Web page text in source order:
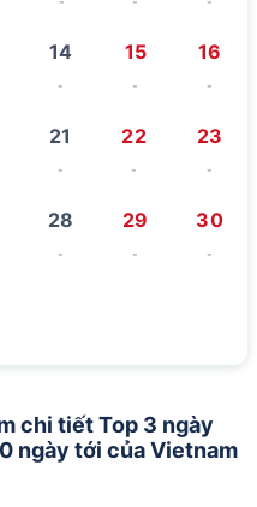
14
-
15
-
16
-
21
-
22
-
23
-
28
-
29
-
30
-
chi tiết Top 3 ngày
ngày tới của Vietnam